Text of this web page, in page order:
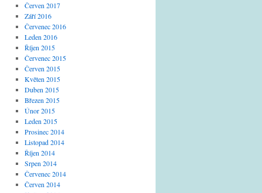
Červen 2017
Září 2016
Červenec 2016
Leden 2016
Říjen 2015
Červenec 2015
Červen 2015
Květen 2015
Duben 2015
Březen 2015
Únor 2015
Leden 2015
Prosinec 2014
Listopad 2014
Říjen 2014
Srpen 2014
Červenec 2014
Červen 2014